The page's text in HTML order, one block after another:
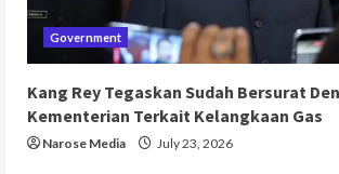
Government
Kang Rey Tegaskan Sudah Bersurat
Kementerian Terkait Kelangkaan Gas
Narose Media July 23, 2026